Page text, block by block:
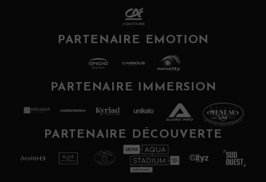
PARTENAIRE EMOTION
PARTENAIRE IMMERSION
PARTENAIRE DÉCOUVERTE